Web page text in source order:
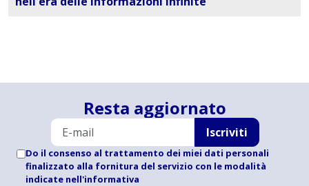
Resta aggiornato
Iscriviti
Do il consenso al trattamento dei miei dati personali
finalizzato alla fornitura del servizio con le modalità
indicate nell'informativa